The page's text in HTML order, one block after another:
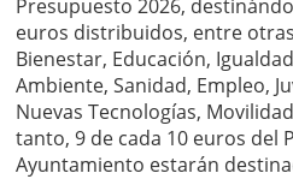
Presupuesto 2026,
euros distribuidos, entre
Bienestar, Educación,
Ambiente, Sanidad, Empleo,
Nuevas Tecnologías,
tanto, 9 de cada 10 euros del
Ayuntamiento estarán